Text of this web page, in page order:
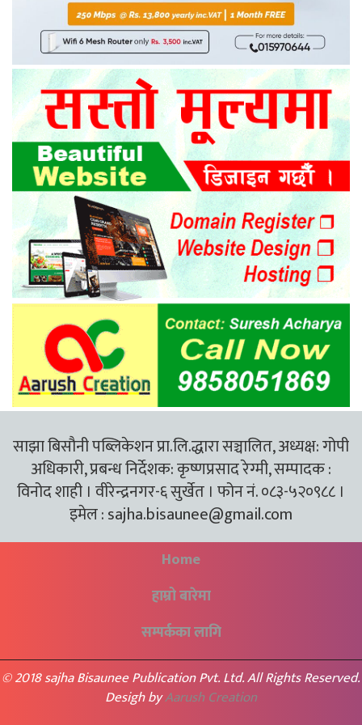
साझा बिसौनी पब्लिकेशन प्रा.लि.द्धारा सञ्चालित, अध्यक्ष: गोपी
अधिकारी, प्रबन्ध निर्देशक: कृष्णप्रसाद रेग्मी, सम्पादक :
विनोद शाही । वीरेन्द्रनगर-६ सुर्खेत । फोन नं. ०८३-५२०९८८ ।
इमेल :sajha.bisaunee@gmail.com
Home
हाम्रो बारेमा
सम्पर्कका लागि
© 2018 sajha Bisaunee Publication Pvt. Ltd. All Rights Reserved.
Desigh byAarush Creation